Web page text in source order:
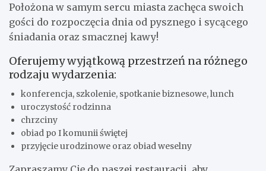
Położona w samym sercu miasta zachęca swoich
gości do rozpoczęcia dnia od pysznego i sycącego
śniadania oraz smacznej kawy!
Oferujemy wyjątkową przestrzeń na różnego
rodzaju wydarzenia:
konferencja, szkolenie, spotkanie biznesowe, lunch
uroczystość rodzinna
chrzciny
obiad po I komunii świętej
przyjęcie urodzinowe oraz obiad weselny